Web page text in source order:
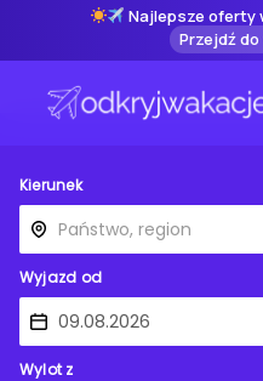
Najlepsze oferty
Przejdź
Kierunek
Wyjazd od
Wylot z